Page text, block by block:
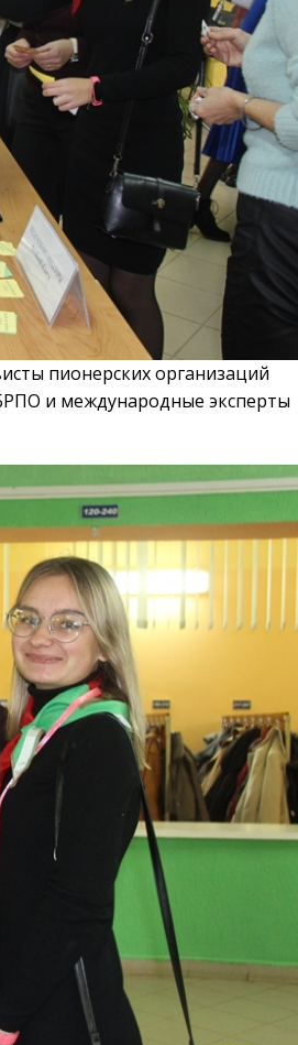
пионерских организаций
и международные эксперты